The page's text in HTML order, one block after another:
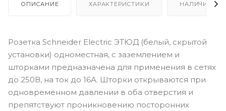
ОПИСАНИЕ ХАРАКТЕРИСТИКИ НАЛИЧИЕ
Розетка Schneider Electric ЭТЮД (белый, скрытой
установки) одноместная, с заземлением и
шторками предназначена для применения в сетях
до 250В, на ток до 16А. Шторки открываются при
одновременном давлении в оба отверстия и
препятствуют проникновению посторонних